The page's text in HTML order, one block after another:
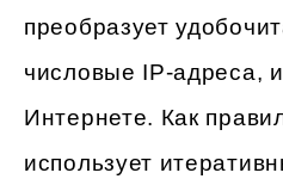
преобразует
числовые IP-адреса,
Интернете. Как
использует